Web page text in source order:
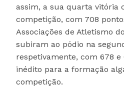
assim, a sua quarta vitória
competição, com 708
Associações de Atletismo
subiram ao pódio na
respetivamente, com 678 e
inédito para a formação
competição.